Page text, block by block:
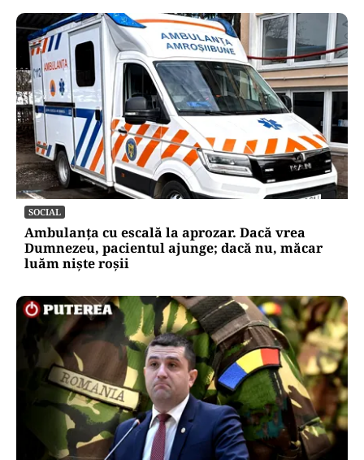
SOCIAL
Ambulanța cu escală la aprozar. Dacă vrea
Dumnezeu, pacientul ajunge; dacă nu, măcar
luăm niște roșii